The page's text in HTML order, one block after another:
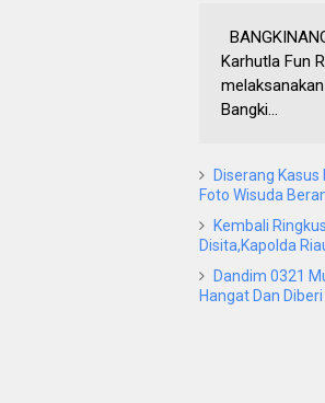
Karhutla Fun
Bangki...
Diserang
Foto Wisuda
Kembali
Disita,Kapolda
Dandim 0321
Hangat Dan